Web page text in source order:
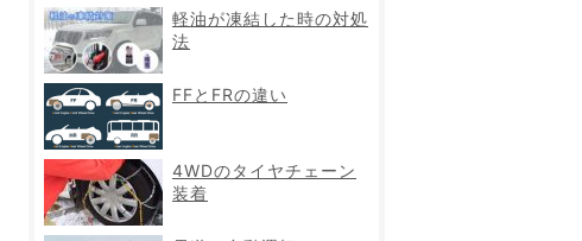
軽油が凍結した時の対処
法
FFとFRの違い
4WDのタイヤチェーン
装着